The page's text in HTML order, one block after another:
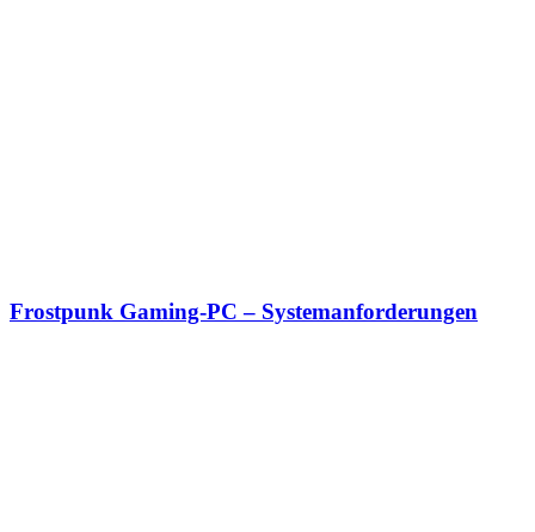
Frostpunk Gaming-PC – Systemanforderungen